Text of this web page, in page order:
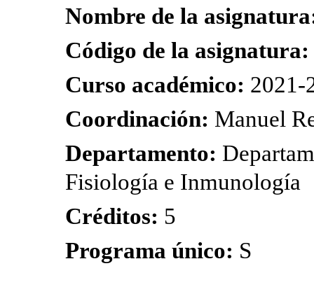
Nombre de la
Código de la
Curso académico: 2021-
Coordinación: Manuel
Departamento:
Fisiología e Inmunología
Créditos: 5
Programa único: S